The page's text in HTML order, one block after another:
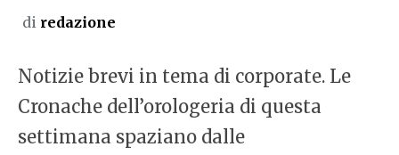
di redazione
Notizie brevi in tema di corporate. Le
Cronache dell’orologeria di questa
settimana spaziano dalle